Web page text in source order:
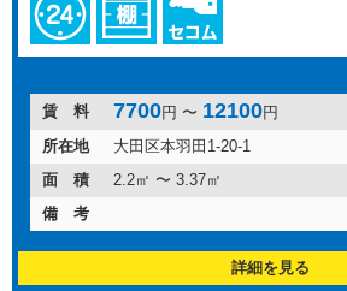
賃 料 7700円 〜 12100円
所在地
大田区本羽田1-20-1
面 積
2.2㎡ 〜 3.37㎡
備 考
詳細を見る